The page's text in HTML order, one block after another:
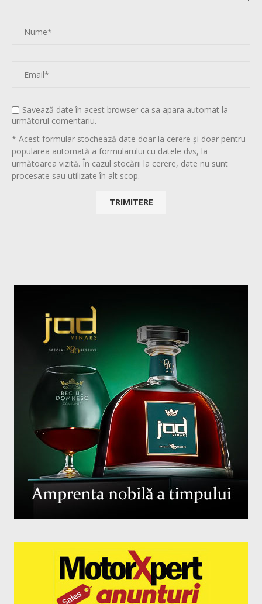
Savează date în acest browser ca sa apara automat la
următorul comentariu.
* Acest formular stochează date doar la cerere și doar pentru
popularea automată a formularului cu datele dvs, la
următoarea vizită. În cazul stocării la cerere, date nu sunt
procesate sau utilizate în alt scop.